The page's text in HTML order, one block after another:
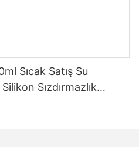
Sıcak Satış Su
Sızdırmazlık